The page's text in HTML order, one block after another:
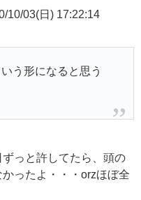
10/03(日) 17:22:14
う形になると思う
っと許してたら
頭の
ったよ・・・orzほぼ全